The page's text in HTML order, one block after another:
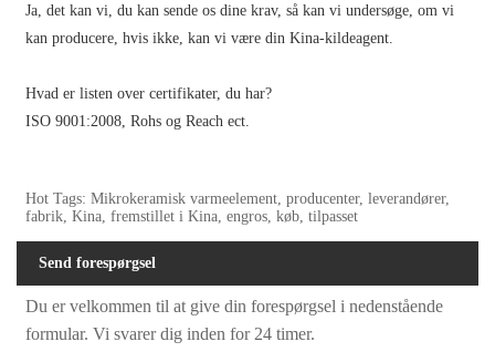
Ja, det kan vi, du kan sende os dine krav, så kan vi undersøge, om vi
kan producere, hvis ikke, kan vi være din Kina-kildeagent.
Hvad er listen over certifikater, du har?
ISO 9001:2008, Rohs og Reach ect.
Hot Tags: Mikrokeramisk varmeelement, producenter, leverandører,
fabrik, Kina, fremstillet i Kina, engros, køb, tilpasset
Send forespørgsel
Du er velkommen til at give din forespørgsel i nedenstående
formular. Vi svarer dig inden for 24 timer.